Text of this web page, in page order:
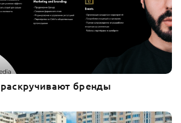
бренды